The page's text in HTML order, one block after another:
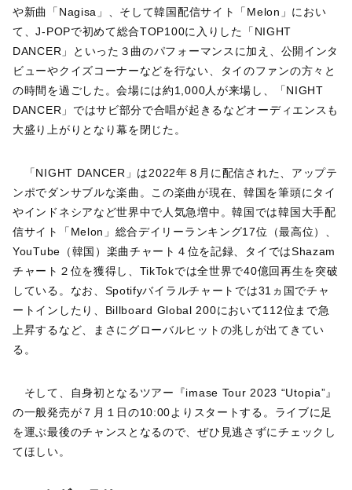
や新曲「Nagisa」、そして韓国配信サイト「Melon」におい
て、J-POPで初めて総合TOP100に入りした「NIGHT
DANCER」といった３曲のパフォーマンスに加え、公開インタ
ビューやクイズコーナーなどを行ない、タイのファンの方々と
の時間を過ごした。会場には約1,000人が来場し、「NIGHT
DANCER」ではサビ部分で合唱が起きるなどオーディエンスも
大盛り上がりとなり幕を閉じた。
「NIGHT DANCER」は2022年８月に配信された、アップテ
ンポでダンサブルな楽曲。この楽曲が現在、韓国を筆頭にタイ
やインドネシアなど世界中で人気急増中。韓国では韓国大手配
信サイト「Melon」総合デイリーランキング17位（最高位）、
YouTube（韓国）楽曲チャート４位を記録、タイではShazam
チャート２位を獲得し、TikTokでは全世界で40億回再生を突破
している。なお、Spotifyバイラルチャートでは31ヵ国でチャ
ートインしたり、Billboard Global 200において112位まで急
上昇するなど、まさにグローバルヒットの兆しが出てきてい
る。
そして、自身初となるツアー『imase Tour 2023 “Utopia”』
の一般発売が７月１日の10:00よりスタートする。ライブに足
を運ぶ最後のチャンスとなるので、ぜひ見逃さずにチェックし
てほしい。